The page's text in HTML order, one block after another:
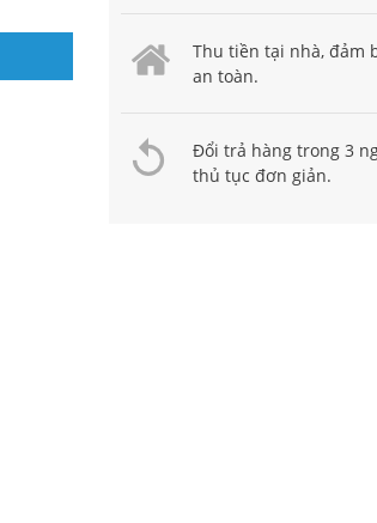
Thu tiền tại nhà, đảm
an toàn.
Đổi trả hàng trong 3
thủ tục đơn giản.